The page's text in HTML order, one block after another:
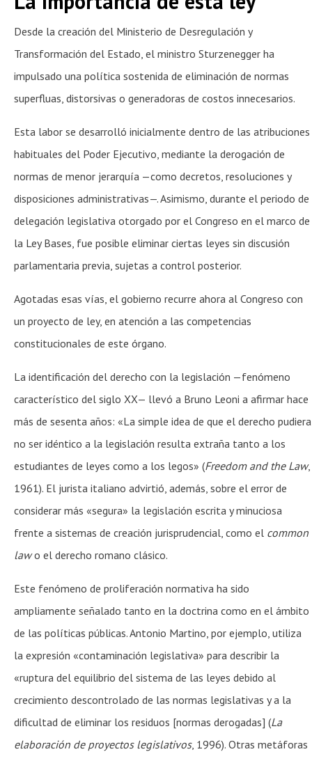
Desde la creación del Ministerio de Desregulación y
Transformación del Estado, el ministro Sturzenegger ha
impulsado una política sostenida de eliminación de normas
superfluas, distorsivas o generadoras de costos innecesarios.
Esta labor se desarrolló inicialmente dentro de las atribuciones
habituales del Poder Ejecutivo, mediante la derogación de
normas de menor jerarquía —como decretos, resoluciones y
disposiciones administrativas—. Asimismo, durante el periodo de
delegación legislativa otorgado por el Congreso en el marco de
la Ley Bases, fue posible eliminar ciertas leyes sin discusión
parlamentaria previa, sujetas a control posterior.
Agotadas esas vías, el gobierno recurre ahora al Congreso con
un proyecto de ley, en atención a las competencias
constitucionales de este órgano.
La identificación del derecho con la legislación —fenómeno
característico del siglo XX— llevó a Bruno Leoni a afirmar hace
más de sesenta años: «La simple idea de que el derecho pudiera
no ser idéntico a la legislación resulta extraña tanto a los
estudiantes de leyes como a los legos» (Freedom and the Law,
1961). El jurista italiano advirtió, además, sobre el error de
considerar más «segura» la legislación escrita y minuciosa
frente a sistemas de creación jurisprudencial, como el common
lawo el derecho romano clásico.
Este fenómeno de proliferación normativa ha sido
ampliamente señalado tanto en la doctrina como en el ámbito
de las políticas públicas. Antonio Martino, por ejemplo, utiliza
la expresión «contaminación legislativa» para describir la
«ruptura del equilibrio del sistema de las leyes debido al
crecimiento descontrolado de las normas legislativas y a la
dificultad de eliminar los residuos [normas derogadas] (La
elaboración de proyectos legislativos, 1996). Otras metáforas